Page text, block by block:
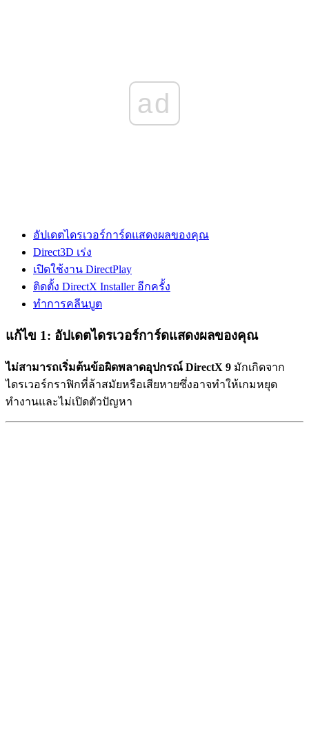
ad
อัปเดตไดรเวอร์การ์ดแสดงผลของคุณ
Direct3D เร่ง
เปิดใช้งาน DirectPlay
ติดตั้ง DirectX Installer อีกครั้ง
ทำการคลีนบูต
แก้ไข 1: อัปเดตไดรเวอร์การ์ดแสดงผลของคุณ
ไม่สามารถเริ่มต้นข้อผิดพลาดอุปกรณ์ DirectX 9 มักเกิดจาก
ไดรเวอร์กราฟิกที่ล้าสมัยหรือเสียหายซึ่งอาจทำให้เกมหยุด
ทำงานและไม่เปิดตัวปัญหา